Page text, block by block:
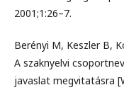
2001;1:26–7.
Berényi M, Keszler B,
A szaknyelvi
javaslat megvitatásra